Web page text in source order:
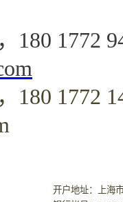
180 1772
180 1772
开户地址：上海